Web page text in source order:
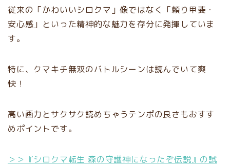
従来の「かわいいシロクマ」像ではなく「頼り甲斐・
安心感」といった精神的な魅力を存分に発揮していま
す。
特に、クマキチ無双のバトルシーンは読んでいて爽
快！
高い画力とサクサク読めちゃうテンポの良さもおすす
めポイントです。
＞＞『シロクマ転生 森の守護神になったぞ伝説』の試